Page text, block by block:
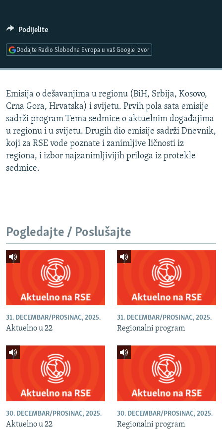
DNEVNO@RSE
SPECIJALI RSE
POPLAVE I KLIZIŠTA U BIH 2024.
TV LIBERTY
POST SCRIPTUM
MOJA EVROPA
TRI DECENIJE OD RATA U BIH
PRATITE NAS
Sve RFE/RL stranice
Podijelite
Dodajte Radio Slobodna Evropa u vaš Google izvor
Emisija o dešavanjima u regionu (BiH, Srbija, Kosovo,
Crna Gora, Hrvatska) i svijetu. Prvih pola sata emisije
sadrži program Tema sedmice o aktuelnim događajima
u regionu i u svijetu. Drugih dio emisije sadrži Dnevnik,
koji za RSE vode poznate i zanimljive ličnosti iz
regiona, i izbor najzanimljivijih priloga iz protekle
sedmice.
Pogledajte / Poslušajte
31. DECEMBAR/PROSINAC, 2025.
Aktuelno u 22
31. DECEMBAR/PROSINAC, 2025.
Regionalni program
30. DECEMBAR/PROSINAC, 2025.
Aktuelno u 22
30. DECEMBAR/PROSINAC, 2025.
Regionalni program